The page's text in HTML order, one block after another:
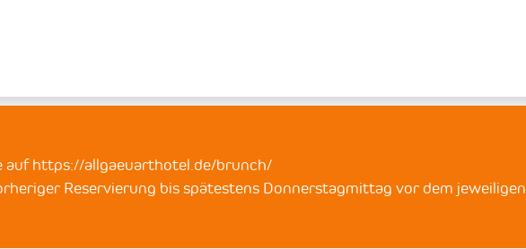
auf https://allgaeuarthotel.de/brunch/
Reservierung bis spätestens Donnerstagmittag vor dem jeweiligen